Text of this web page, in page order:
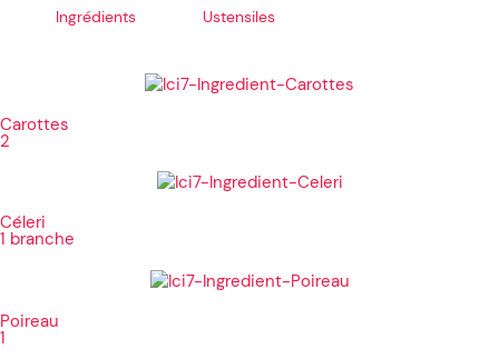
Ingrédients Ustensiles
Carottes
2
Céleri
1 branche
Poireau
1